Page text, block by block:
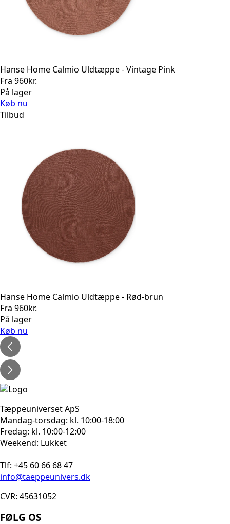
Hanse Home Calmio Uldtæppe - Vintage Pink
Fra 960kr.
På lager
Køb nu
Tilbud
Hanse Home Calmio Uldtæppe - Rød-brun
Fra 960kr.
På lager
Køb nu
Tæppeuniverset ApS
Mandag-torsdag: kl. 10:00-18:00
Fredag: kl. 10:00-12:00
Weekend: Lukket
Tlf: +45 60 66 68 47
info@taeppeunivers.dk
CVR: 45631052
FØLG OS